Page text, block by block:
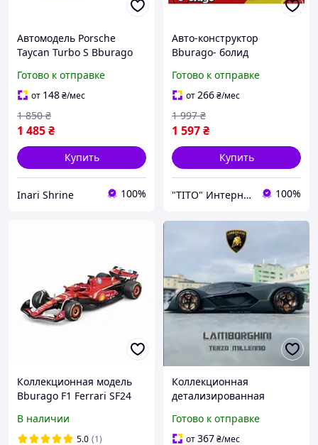
Автомодель Porsche
Taycan Turbo S Bburago
Готово к отправке
от 148₴/мес
1 485₴
1 850 ₴
Купить
Inari Shrine 100%
Авто-конструктор
Bburago- болид
Леклер (1:24) (#16) 18-
26858
Готово к отправке
от266₴/мес
1 597₴
1 997 ₴
Купить
"ТІТО" Интернет-магазин 100%
Коллекционная модель
Bburago F1 Ferrari SF24
Car Масштаб 1/43 #16
Charles Leclerc (18-
В наличии
5.0 (1)
Коллекционная
детализированная
автомобиля Lamborghini
Terzo Millennio Bburago
Готово к отправке
от367₴/мес